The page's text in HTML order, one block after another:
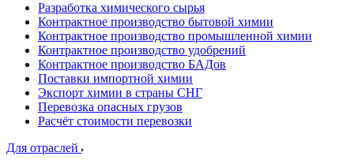
Разработка химического сырья
Контрактное производство бытовой химии
Контрактное производство промышленной химии
Контрактное производство удобрений
Контрактное производство БАДов
Поставки импортной химии
Экспорт химии в страны СНГ
Перевозка опасных грузов
Расчёт стоимости перевозки
Для отраслей